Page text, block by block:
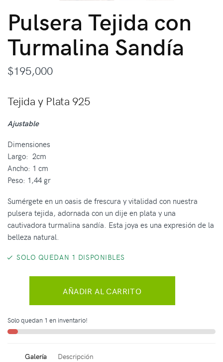
Pulsera Tejida con
Turmalina Sandía
$195,000
Tejida y Plata 925
Ajustable
Dimensiones
Largo: 2cm
Ancho: 1 cm
Peso: 1,44 gr
Sumérgete en un oasis de frescura y vitalidad con nuestra
pulsera tejida, adornada con un dije en plata y una
cautivadora turmalina sandía. Esta joya es una expresión de la
belleza natural.
SOLO QUEDAN 1 DISPONIBLES
AÑADIR AL CARRITO
Solo quedan 1 en inventario!
Galería Descripción